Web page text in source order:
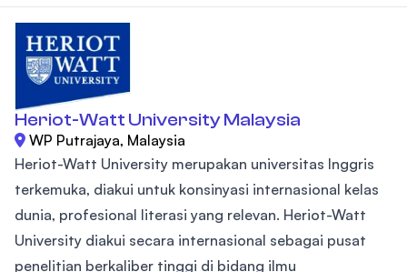
Heriot-Watt University Malaysia
WP Putrajaya, Malaysia
Heriot-Watt University merupakan universitas Inggris
terkemuka, diakui untuk konsinyasi internasional kelas
dunia, profesional literasi yang relevan. Heriot-Watt
University diakui secara internasional sebagai pusat
penelitian berkaliber tinggi di bidang ilmu